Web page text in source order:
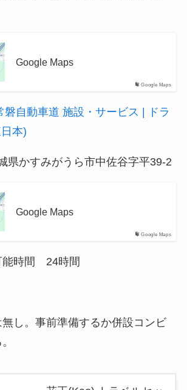
Google Maps
Google Maps
磐自動車道 施設・サービス | ドラ
本)
県かすみがうら市中佐谷字平39-2
Google Maps
Google Maps
能時間 24時間
し。事前準備するか併設コンビ